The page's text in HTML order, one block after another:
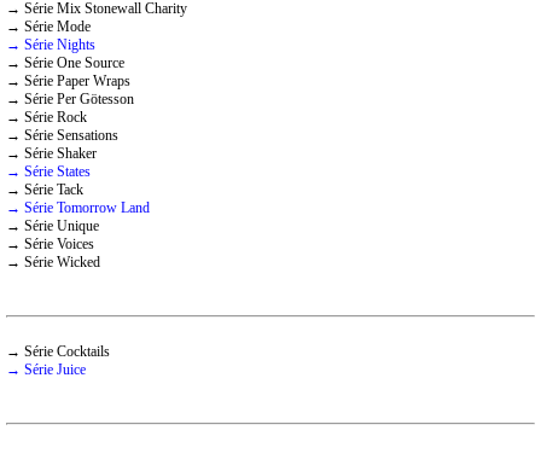
→ Série Mix Stonewall Charity
→ Série Mode
→ Série Nights
→ Série One Source
→ Série Paper Wraps
→ Série Per Götesson
→ Série Rock
→ Série Sensations
→ Série Shaker
→ Série States
→ Série Tack
→ Série Tomorrow Land
→ Série Unique
→ Série Voices
→ Série Wicked
→ Série Cocktails
→ Série Juice